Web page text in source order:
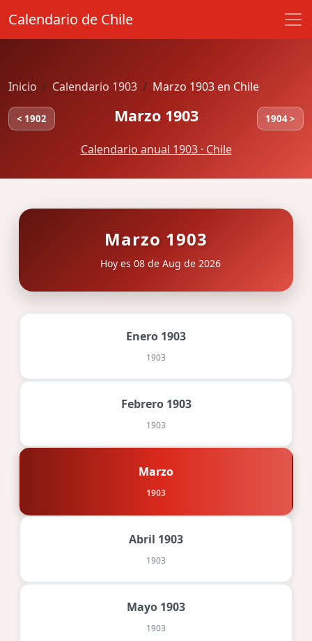
Calendario de Chile
Inicio Calendario 1903 Marzo 1903 en Chile
< 1902 Marzo 1903 1904 >
Calendario anual 1903 · Chile
Marzo 1903
Hoy es 08 de Aug de 2026
Enero 1903
1903
Febrero 1903
1903
Marzo
1903
Abril 1903
1903
Mayo 1903
1903